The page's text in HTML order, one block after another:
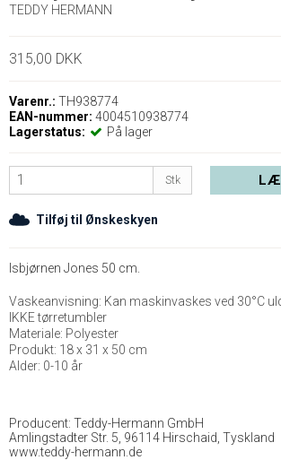
TEDDY HERMANN
315,00 DKK
Varenr.: TH938774
EAN-nummer: 4004510938774
Lagerstatus:
På lager
Stk
Tilføj til Ønskeskyen
Isbjørnen Jones 50 cm.
Vaskeanvisning: Kan maskinvaskes ved 30°C
IKKE tørretumbler
Materiale: Polyester
Produkt: 18 x 31 x 50 cm
Alder: 0-10 år
Producent: Teddy-Hermann GmbH
Amlingstadter Str. 5, 96114 Hirschaid, Tyskland
www.teddy-hermann.de